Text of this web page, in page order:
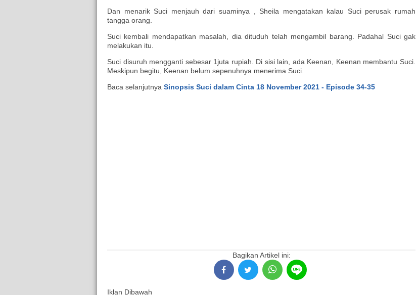
Dan menarik Suci menjauh dari suaminya , Sheila mengatakan kalau Suci perusak rumah
tangga orang.
Suci kembali mendapatkan masalah, dia dituduh telah mengambil barang. Padahal Suci gak
melakukan itu.
Suci disuruh mengganti sebesar 1juta rupiah. Di sisi lain, ada Keenan, Keenan membantu Suci.
Meskipun begitu, Keenan belum sepenuhnya menerima Suci.
Baca selanjutnya Sinopsis Suci dalam Cinta 18 November 2021 - Episode 34-35
Bagikan Artikel ini:
Iklan Dibawah